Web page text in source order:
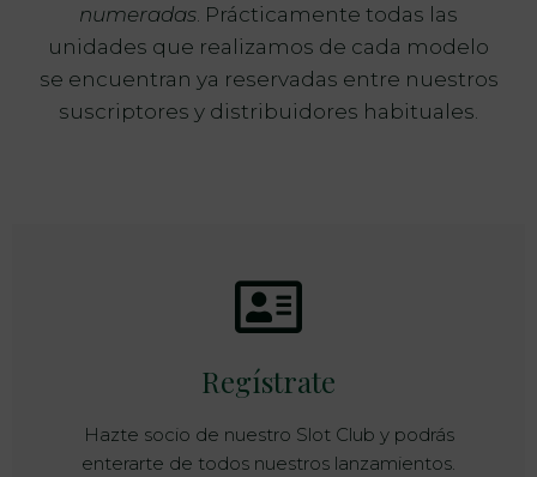
numeradas . Prácticamente todas las
unidades que realizamos de cada modelo
se encuentran ya reservadas entre nuestros
suscriptores y distribuidores habituales.
Regístrate
Hazte socio de nuestro Slot Club y podrás
enterarte de todos nuestros lanzamientos.